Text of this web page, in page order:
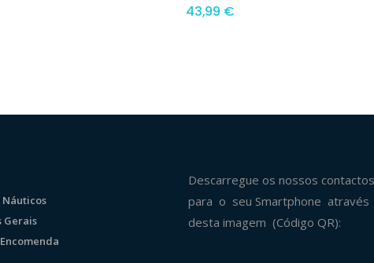
43,99 €
Náuticos
Gerais
Descarregue os nossos contactos
para o seu Smartphone através
desta imagem (Código QR):